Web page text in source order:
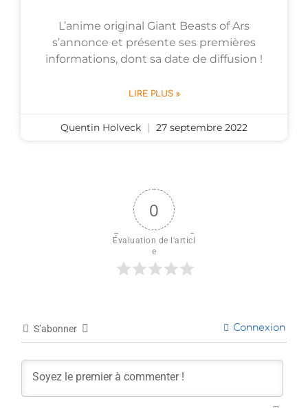
L’anime original Giant Beasts of Ars
s’annonce et présente ses premières
informations, dont sa date de diffusion !
LIRE PLUS »
Quentin Holveck 27 septembre 2022
0
Évaluation de l'articl
e
S’abonner Connexion